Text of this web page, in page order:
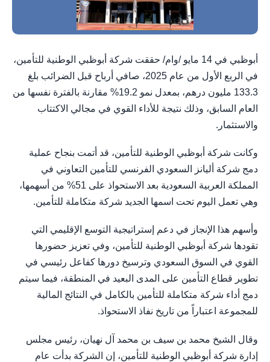
أبوظبي في 14 مايو /وام/ حققت شركة أبوظبي الوطنية للتأمين،
في الربع الأول من عام 2025، صافي أرباح قبل الضرائب بلغ
133.3 مليون درهم، بمعدل نمو 19.2% مقارنة بالفترة نفسها من
العام السابق، وذلك نتيجة للأداء القوي في مجالي الاكتتاب
والاستثمار.
وكانت شركة أبوظبي الوطنية للتأمين، قد أتمت بنجاح عملية
دمج شركة أليانز السعودي الفرنسي للتأمين التعاوني في
المملكة العربية السعودية بعد الاستحواذ على 51% من أسهمها،
وهي تعمل اليوم تحت اسمها الجديد شركة متكاملة للتأمين.
وأسهم هذا الإنجاز في دعم إستراتيجية التوسع الإقليمي التي
تقودها شركة أبوظبي الوطنية للتأمين، وفي تعزيز حضورها
القوي في السوق السعودي وترسيخ دورها كفاعل رئيسي في
تطوير قطاع التأمين على المدى البعيد في المنطقة، فيما سيتم
دمج أداء شركة متكاملة للتأمين بالكامل في النتائج المالية
للمجموعة اعتباراً من تاريخ نفاذ الاستحواذ.
وقال الشيخ محمد بن سيف بن محمد آل نهيان، رئيس مجلس
إدارة شركة أبوظبي الوطنية للتأمين، إن الشركة بدأت عام